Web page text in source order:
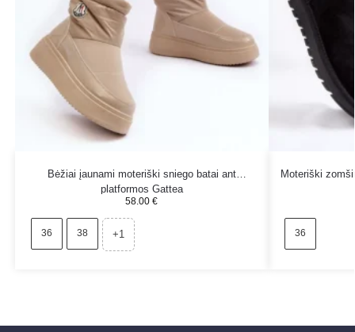
Bėžiai įaunami moteriški sniego batai ant
platformos Gattea
58.00€
36 38 +1
Moteriški
36